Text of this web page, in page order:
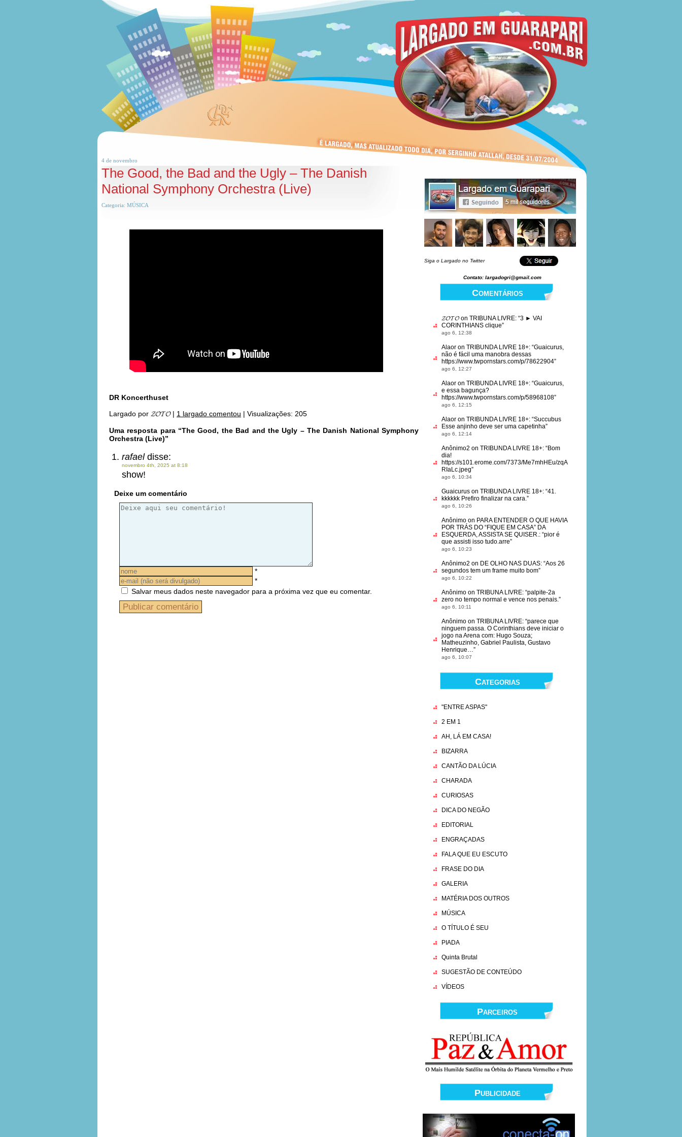
4 de novembro
The Good, the Bad and the Ugly – The Danish
National Symphony Orchestra (Live)
Categoria: MÚSICA
DR Koncerthuset
Largado por 𝓩𝓞𝓣𝓞| 1 largado comentou | Visualizações: 205
Uma resposta para “The Good, the Bad and the Ugly – The Danish National Symphony
Orchestra (Live)”
rafaeldisse:
novembro 4th, 2025 at 8:18
show!
Deixe um comentário
*
*
Salvar meus dados neste navegador para a próxima vez que eu comentar.
Siga o Largado no Twitter
Contato: largadogri@gmail.com
Comentários
𝓩𝓞𝓣𝓞 on TRIBUNA LIVRE: “3 ► VAI
CORINTHIANS clique”
ago 6, 12:38
Alaor on TRIBUNDA LIVRE 18+: “Guaicurus,
não é fácil uma manobra dessas
https://www.twpornstars.com/p/78622904”
ago 6, 12:27
Alaor on TRIBUNDA LIVRE 18+: “Guaicurus,
e essa bagunça?
https://www.twpornstars.com/p/58968108”
ago 6, 12:15
Alaor on TRIBUNDA LIVRE 18+: “Succubus
Esse anjinho deve ser uma capetinha”
ago 6, 12:14
Anônimo2 on TRIBUNDA LIVRE 18+: “Bom
dia!
https://s101.erome.com/7373/Me7mhHEu/zqA
RIaLc.jpeg”
ago 6, 10:34
Guaicurus on TRIBUNDA LIVRE 18+: “41.
kkkkkk Prefiro finalizar na cara.”
ago 6, 10:26
Anônimo on PARA ENTENDER O QUE HAVIA
POR TRÁS DO “FIQUE EM CASA” DA
ESQUERDA, ASSISTA SE QUISER.: “pior é
que assisti isso tudo.arre”
ago 6, 10:23
Anônimo2 on DE OLHO NAS DUAS: “Aos 26
segundos tem um frame muito bom”
ago 6, 10:22
Anônimo on TRIBUNA LIVRE: “palpite-2a
zero no tempo normal e vence nos penais.”
ago 6, 10:11
Anônimo on TRIBUNA LIVRE: “parece que
ninguem passa. O Corinthians deve iniciar o
jogo na Arena com: Hugo Souza;
Matheuzinho, Gabriel Paulista, Gustavo
Henrique…”
ago 6, 10:07
Categorias
"ENTRE ASPAS"
2 EM 1
AH, LÁ EM CASA!
BIZARRA
CANTÃO DA LÚCIA
CHARADA
CURIOSAS
DICA DO NEGÃO
EDITORIAL
ENGRAÇADAS
FALA QUE EU ESCUTO
FRASE DO DIA
GALERIA
MATÉRIA DOS OUTROS
MÚSICA
O TÍTULO É SEU
PIADA
Quinta Brutal
SUGESTÃO DE CONTEÚDO
VÍDEOS
Parceiros
Publicidade